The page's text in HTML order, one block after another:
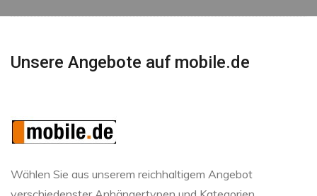
Unsere Angebote auf mobile.de
Wählen Sie aus unserem reichhaltigem Angebot